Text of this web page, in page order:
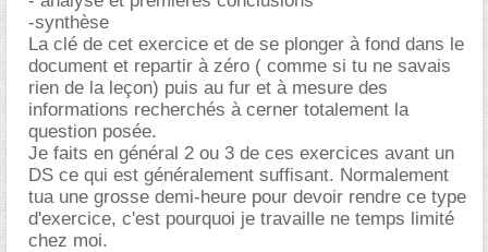
-synthèse
La clé de cet exercice et de se plonger à fond dans le
document et repartir à zéro ( comme si tu ne savais
rien de la leçon) puis au fur et à mesure des
informations recherchés à cerner totalement la
question posée.
Je faits en général 2 ou 3 de ces exercices avant un
DS ce qui est généralement suffisant. Normalement
tua une grosse demi-heure pour devoir rendre ce type
d'exercice, c'est pourquoi je travaille ne temps limité
chez moi.